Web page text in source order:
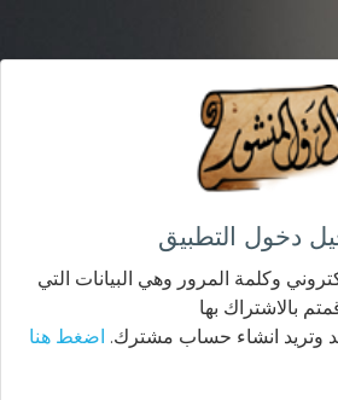
دخول التطبيق
وكلمة المرور وهي البيانات التي
بالاشتراك بها
وتريد انشاء حساب مشترك. اضغط هنا